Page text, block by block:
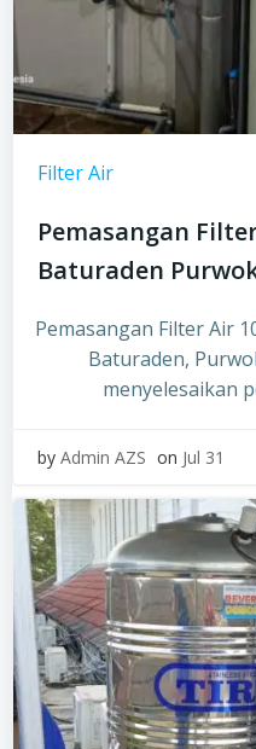
Filter Air
Pemasangan
Baturaden
Pemasangan Filter Air
Baturaden,
menyelesaikan
by Admin AZS on Jul 31